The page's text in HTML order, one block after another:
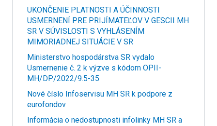
UKONČENIE PLATNOSTI A ÚČINNOSTI
USMERNENÍ PRE PRIJÍMATEĽOV V GESCII MH
SR V SÚVISLOSTI S VYHLÁSENÍM
MIMORIADNEJ SITUÁCIE V SR
Ministerstvo hospodárstva SR vydalo
Usmernenie č. 2 k výzve s kódom OPII-
MH/DP/2022/9.5-35
Nové číslo Infoservisu MH SR k podpore z
eurofondov
Informácia o nedostupnosti infolinky MH SR a